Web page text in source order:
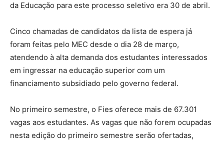
da Educação para este processo seletivo era 30 de abril.
Cinco chamadas de candidatos da lista de espera já
foram feitas pelo MEC desde o dia 28 de março,
atendendo à alta demanda dos estudantes interessados
em ingressar na educação superior com um
financiamento subsidiado pelo governo federal.
No primeiro semestre, o Fies oferece mais de 67.301
vagas aos estudantes. As vagas que não forem ocupadas
nesta edição do primeiro semestre serão ofertadas,